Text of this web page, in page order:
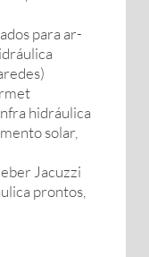
para ar-
hidráulica
solar,
Jacuzzi
prontos,